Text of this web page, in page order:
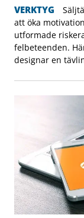
VERKTYG
att öka
utformade
felbeteenden.
designar en